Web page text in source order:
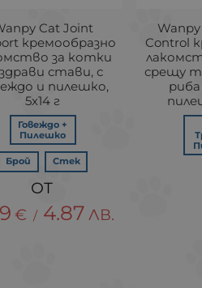
Cat Joint
кремообразно
за котки
стави, с
и пилешко,
5х14 г
Говеждо +
Пилешко
Брой Стек
€ / 4.87 ЛВ.
Control
срещу